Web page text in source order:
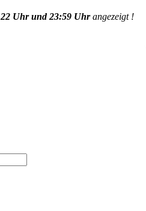
22 Uhr und 23:59 Uhrangezeigt !